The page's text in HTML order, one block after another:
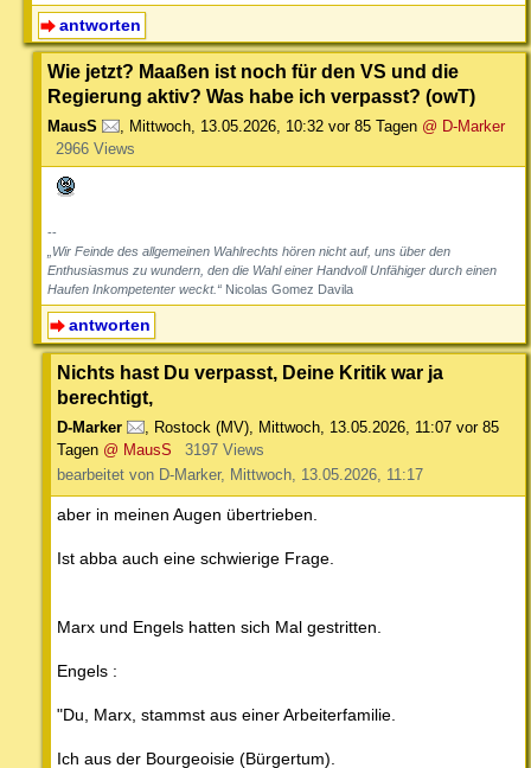
antworten
Wie jetzt? Maaßen ist noch für den VS und die
Regierung aktiv? Was habe ich verpasst? (owT)
MausS , Mittwoch, 13.05.2026, 10:32 vor 85 Tagen @ D-Marker
2966 Views
--
„Wir Feinde des allgemeinen Wahlrechts hören nicht auf, uns über den
Enthusiasmus zu wundern, den die Wahl einer Handvoll Unfähiger durch einen
Haufen Inkompetenter weckt.“ Nicolas Gomez Davila
antworten
Nichts hast Du verpasst, Deine Kritik war ja
berechtigt,
D-Marker , Rostock (MV), Mittwoch, 13.05.2026, 11:07 vor 85
Tagen @ MausS
3197 Views
bearbeitet von D-Marker, Mittwoch, 13.05.2026, 11:17
aber in meinen Augen übertrieben.
Ist abba auch eine schwierige Frage.
Marx und Engels hatten sich Mal gestritten.
Engels :
"Du, Marx, stammst aus einer Arbeiterfamilie.
Ich aus der Bourgeoisie (Bürgertum).